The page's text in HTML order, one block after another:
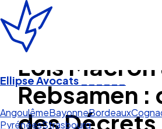
Ellipse Avocats ______
Strasb
AngoulêmeBayonneBordeauxCognac
Lois Macron
Rebsamen :
des Décrets